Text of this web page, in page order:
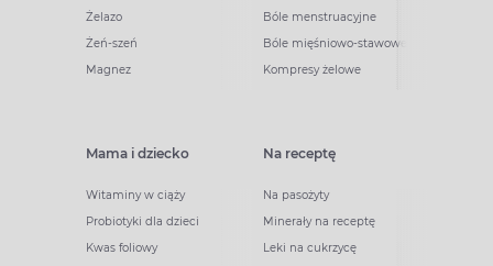
Żelazo
Żeń-szeń
Magnez
Bóle menstruacyjne
Bóle mięśniowo-stawowe
Kompresy żelowe
Mama i dziecko
Witaminy w ciąży
Probiotyki dla dzieci
Kwas foliowy
Na receptę
Na pasożyty
Minerały na receptę
Leki na cukrzycę